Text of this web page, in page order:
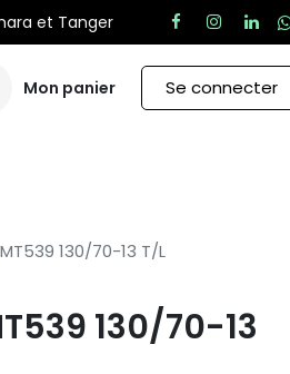
et Tanger
Mon panier Se connecter
MT539 130/70-13 T/L
130/70-13